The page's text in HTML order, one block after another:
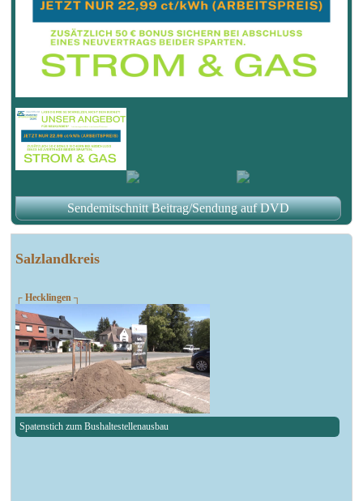
Salzlandkreis
┌ Hecklingen ┐
Spatenstich zum Bushaltestellenausbau
Sendemitschnitt Beitrag/Sendung auf DVD